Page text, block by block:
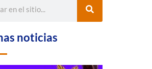
noticias